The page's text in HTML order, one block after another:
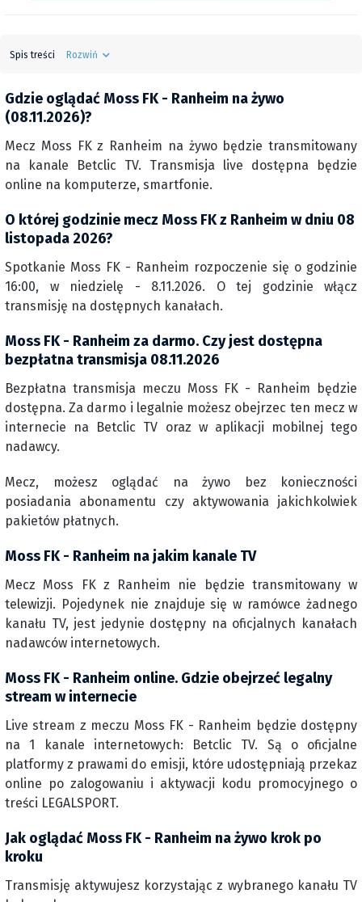
Spis treści Rozwiń
Gdzie oglądać Moss FK - Ranheim na żywo
(08.11.2026)?
Mecz Moss FK z Ranheim na żywo będzie transmitowany
na kanale Betclic TV. Transmisja live dostępna będzie
online na komputerze, smartfonie.
O której godzinie mecz Moss FK z Ranheim w dniu 08
listopada 2026?
Spotkanie Moss FK - Ranheim rozpoczenie się o godzinie
16:00, w niedzielę - 8.11.2026. O tej godzinie włącz
transmisję na dostępnych kanałach.
Moss FK - Ranheim za darmo. Czy jest dostępna
bezpłatna transmisja 08.11.2026
Bezpłatna transmisja meczu Moss FK - Ranheim będzie
dostępna. Za darmo i legalnie możesz obejrzec ten mecz w
internecie na Betclic TV oraz w aplikacji mobilnej tego
nadawcy.
Mecz, możesz oglądać na żywo bez konieczności
posiadania abonamentu czy aktywowania jakichkolwiek
pakietów płatnych.
Moss FK - Ranheim na jakim kanale TV
Mecz Moss FK z Ranheim nie będzie transmitowany w
telewizji. Pojedynek nie znajduje się w ramówce żadnego
kanału TV, jest jedynie dostępny na oficjalnych kanałach
nadawców internetowych.
Moss FK - Ranheim online. Gdzie obejrzeć legalny
stream w internecie
Live stream z meczu Moss FK - Ranheim będzie dostępny
na 1 kanale internetowych: Betclic TV. Są o oficjalne
platformy z prawami do emisji, które udostępniają przekaz
online po zalogowaniu i aktywacji kodu promocyjnego o
treści LEGALSPORT.
Jak oglądać Moss FK - Ranheim na żywo krok po
kroku
Transmisję aktywujesz korzystając z wybranego kanału TV